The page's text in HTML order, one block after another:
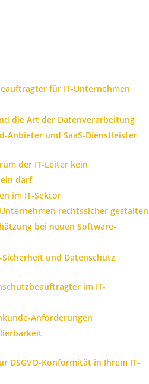
für IT-Unternehmen
die Art der Datenverarbeitung
Anbieter und SaaS-Dienstleister
der IT-Leiter kein
darf
im IT-Sektor
rechtssicher gestalten
bei neuen Software-
und Datenschutz
im IT-
Anforderungen
DSGVO-Konformität in Ihrem IT-